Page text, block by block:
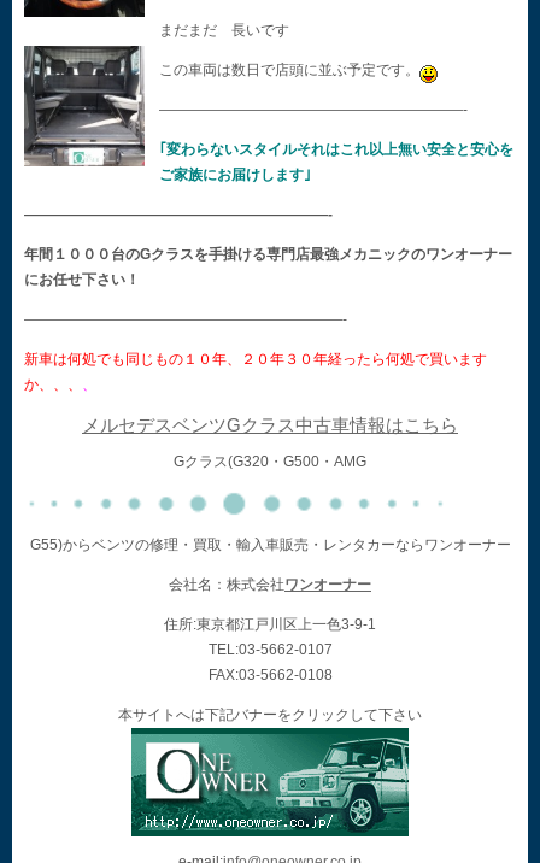
まだまだ 長いです
この車両は数日で店頭に並ぶ予定です。
—————————————————————-
｢変わらないスタイルそれはこれ以上無い安全と安心を
ご家族にお届けします｣
—————————————————————-
年間１０００台のGクラスを手掛ける専門店最強メカニックのワンオーナー
にお任せ下さい！
——————————————————————-
新車は何処でも同じもの１０年、２０年３０年経ったら何処で買います
か、、、 、
メルセデスベンツGクラス中古車情報はこちら
Gクラス(G320・G500・AMG
G55)からベンツの修理・買取・輸入車販売・レンタカーならワンオーナー
会社名：株式会社ワンオーナー
住所:東京都江戸川区上一色3-9-1
TEL:03-5662-0107
FAX:03-5662-0108
本サイトへは下記バナーをクリックして下さい